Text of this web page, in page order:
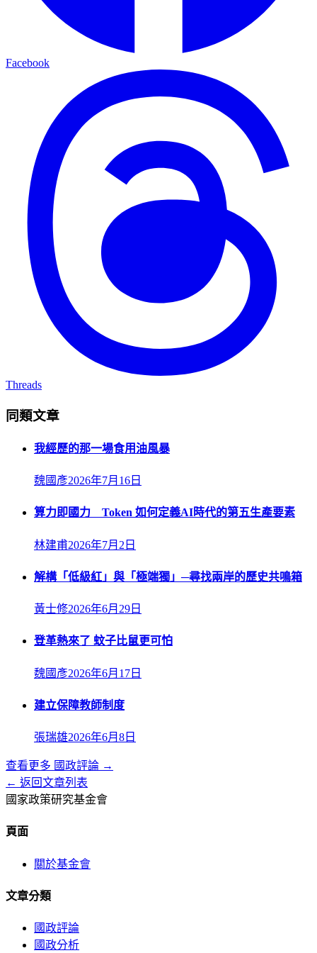
Facebook
Threads
同類文章
我經歷的那一場食用油風暴
魏國彥2026年7月16日
算力即國力 Token 如何定義AI時代的第五生產要素
林建甫2026年7月2日
解構「低級紅」與「極端獨」─尋找兩岸的歷史共鳴箱
黃士修2026年6月29日
登革熱來了 蚊子比鼠更可怕
魏國彥2026年6月17日
建立保障教師制度
張瑞雄2026年6月8日
查看更多 國政評論 →
← 返回文章列表
國家政策研究基金會
頁面
關於基金會
文章分類
國政評論
國政分析